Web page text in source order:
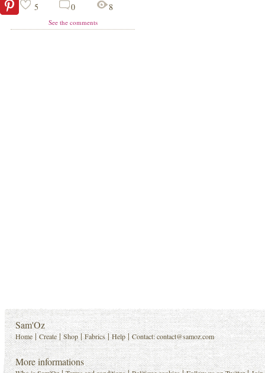
5
0 8
See the comments
Sam'Oz
Home |Create |Shop |Fabrics |Help |Contact:contact@samoz.com
More informations